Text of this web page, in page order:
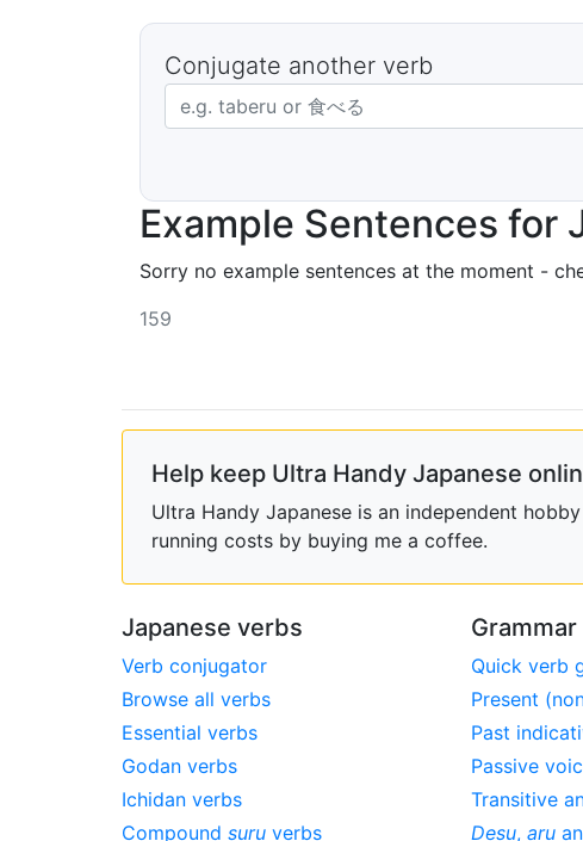
Conjugate another verb
Japanese verb in dictionary form
Example Sentences for
Sorry no example sentences at the moment -
159
Help keep Ultra Handy Japanese
Ultra Handy Japanese is an independent
running costs by buying me a coffee.
Japanese verbs
Verb conjugator
Browse all verbs
Essential verbs
Godan verbs
Ichidan verbs
Compound suru verbs
Quick verb
Present
Past
Passive
Transitive
Desu, aru